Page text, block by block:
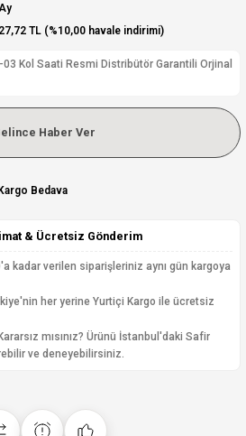
TL (%10,00 havale indirimi)
03 Kol Saati Resmi Distribütör Garantili Orjinal
Haber Ver
Bedava
& Ücretsiz Gönderim
kadar verilen siparişleriniz aynı gün kargoya
her yerine Yurtiçi Kargo ile ücretsiz
Kararsız mısınız? Ürünü İstanbul'daki Safir
ve deneyebilirsiniz.